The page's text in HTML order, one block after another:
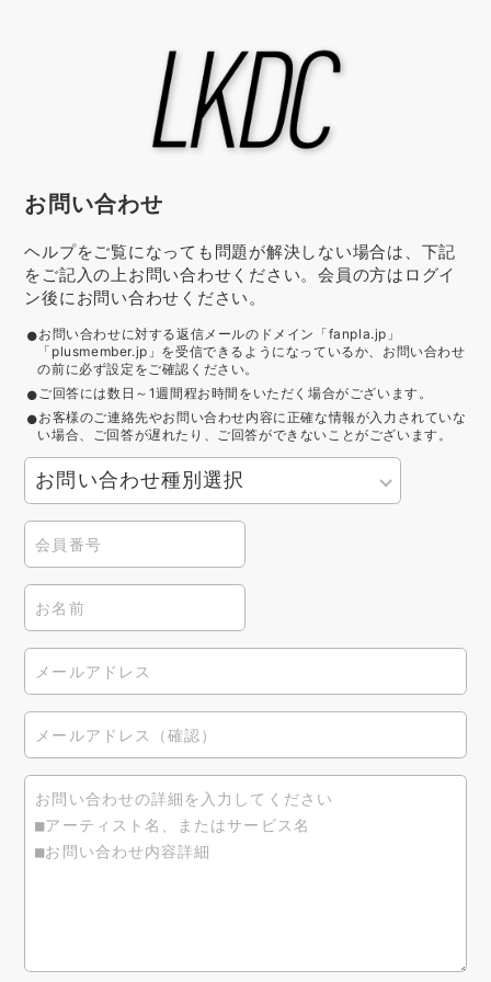
お問い合わせ
ヘルプをご覧になっても問題が解決しない場合は、下記
をご記入の上お問い合わせください。会員の方はログイ
ン後にお問い合わせください。
お問い合わせに対する返信メールのドメイン「fanpla.jp」
「plusmember.jp」を受信できるようになっているか、お問い合わせ
の前に必ず設定をご確認ください。
ご回答には数日～1週間程お時間をいただく場合がございます。
お客様のご連絡先やお問い合わせ内容に正確な情報が入力されていな
い場合、ご回答が遅れたり、ご回答ができないことがございます。